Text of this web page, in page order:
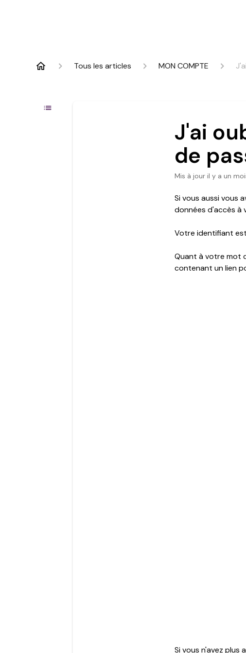
Tous les articles MON COMPTE
J'ai
de
Mis à jour il y a un
Si vous aussi vous
données d'accès à
Votre identifiant
Quant à votre mot
contenant un lien
Si vous n'avez plus